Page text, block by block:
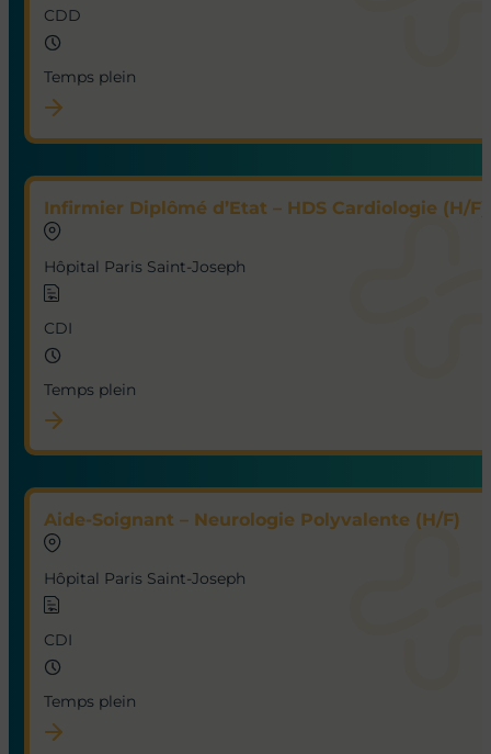
CDD
Temps plein
Infirmier Diplômé d’Etat – HDS Cardiologie (H/F)
Hôpital Paris Saint-Joseph
CDI
Temps plein
Aide-Soignant – Neurologie Polyvalente (H/F)
Hôpital Paris Saint-Joseph
CDI
Temps plein